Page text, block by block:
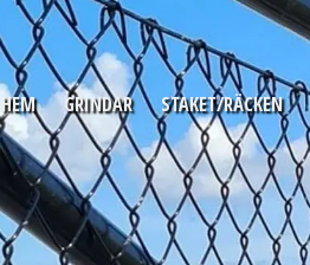
HEM GRINDAR STAKET/RÄCKEN